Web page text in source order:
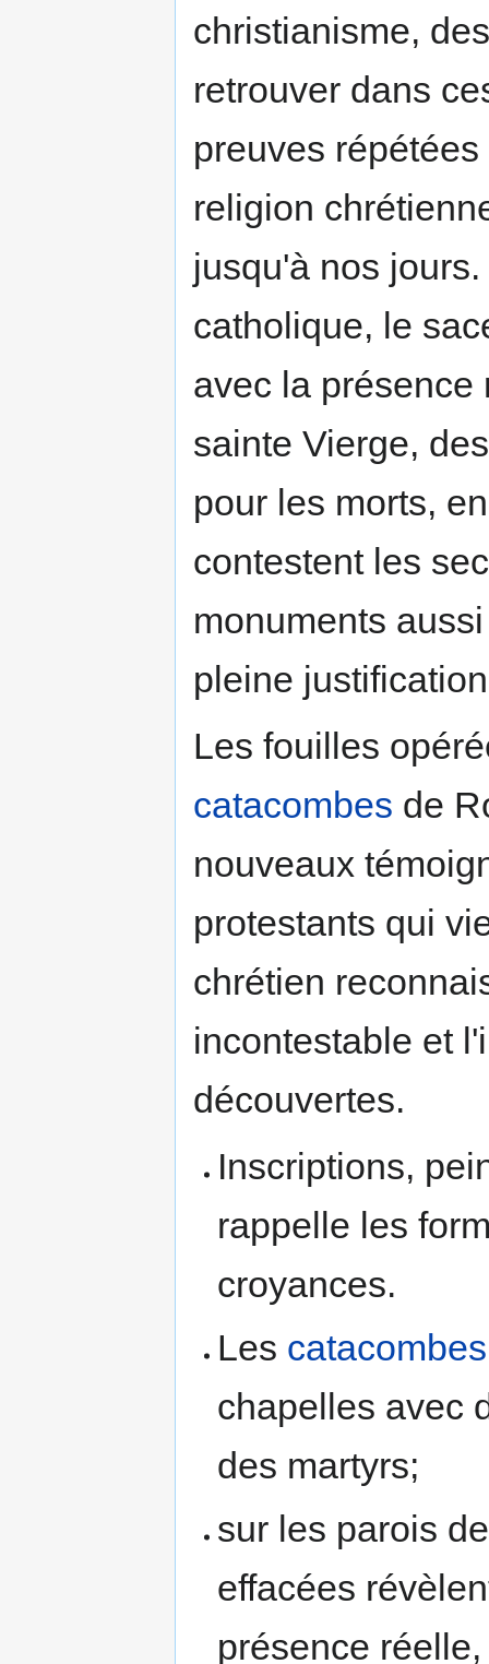
christianisme,
retrouver dans
preuves
religion
jusqu'à nos
catholique, le
avec la présence
sainte Vierge,
pour les morts,
contestent les
monuments
pleine
Les fouilles
catacombes de
nouveaux
protestants qui
chrétien
incontestable et
découvertes.
Inscriptions,
rappelle les
croyances.
Les catacombes
chapelles avec
des martyrs;
sur les parois
effacées
présence